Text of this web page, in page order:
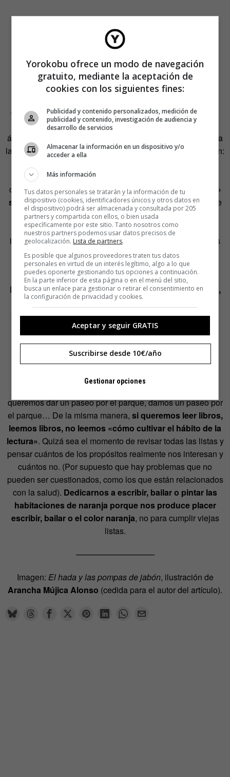
Recibimos unos cuantos me gusta y algún que otro
ceremonia de autoengaño y autocomplacencia recíproca.
Buscamos apoyos y apoyamos a otros. Para reforzar los
ánimos, que no la consecución de propósitos, además de a
la tecnología móvil, recurrimos a una oleada de información:
«diez consejos para…» Charlas y talleres y, en algunos
casos, grupos de apoyo…El negocio de la «autoayuda»
se nutre de los propósitos incumplidos.De manera que
pasamos más tiempo leyendo artículos sobre «cómo
hacer tartas» que haciéndolas, acumulando cursos de
inglés online y gratuitos que estudiando inglés o consejos
para «dibujar cómics» que esbozando dibujos y
emborronando cuartillas con la historia.
La cuestión es:¿Realmente queremos aprender kárate,
mejorar el inglés o «hacer viajes»?
propósitos y fijamos planes para cumplir objetivos que no
nos interesan? ¿Decimos que queremos ser pianista,
golfista o poeta porque en algún momento dijimos que
queríamos ser pianista, golfista o poeta? ¿Y ahora?
¿Realmente lo queremos ahora?
queremos dar un paseo por el parque, damos un paseo por
el parque… De la misma manera, si queremos leer libros,
leemos libros, no leemos «cómo cultivar el hábito de la
lectura». Quizá sea el momento de revisar todas las listas y
pensar cuántos de los propósitos realmente nos interesan y
cuántos no. (Por supuesto que hay problemas que no
pueden ser cuestionados, como los que están relacionados
con la salud). Dedicarnos a escribir, bailar o pintar las
habitaciones de naranja porque nos produce placer
escribir, bailar o el color naranja, no para cumplir viejas
listas.
—————————–
Imagen: El hada y las pompas de jabón, ilustración de
Arancha Mújica Alonso (cedida para el autor del artículo).
Yorokobu ofrece un modo de navegación
gratuito, mediante la aceptación de
cookies con los siguientes fines:
Publicidad y contenido personalizados, medición de
publicidad y contenido, investigación de audiencia y
desarrollo de servicios
Almacenar la información en un dispositivo y/o
acceder a ella
Más información
Tus datos personales se tratarán y la información de tu
dispositivo (cookies, identificadores únicos y otros datos en
el dispositivo) podrá ser almacenada y consultada por 205
partners y compartida con ellos, o bien usada
específicamente por este sitio. Tanto nosotros como
nuestros partners podemos usar datos precisos de
geolocalización. Lista de partners.
Es posible que algunos proveedores traten tus datos
personales en virtud de un interés legítimo, algo a lo que
puedes oponerte gestionando tus opciones a continuación.
En la parte inferior de esta página o en el menú del sitio,
busca un enlace para gestionar o retirar el consentimiento en
la configuración de privacidad y cookies.
Aceptar y seguir GRATIS
Suscribirse desde 10€/año
Gestionar opciones